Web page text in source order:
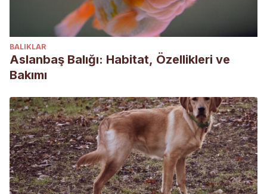
BALIKLAR
Aslanbaş Balığı: Habitat, Özellikleri ve
Bakımı